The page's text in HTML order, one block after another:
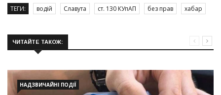
ТЕГИ: водій Славута ст. 130 КУпАП без прав хабар
ЧИТАЙТЕ ТАКОЖ:
НАДЗВИЧАЙНІ ПОДІЇ